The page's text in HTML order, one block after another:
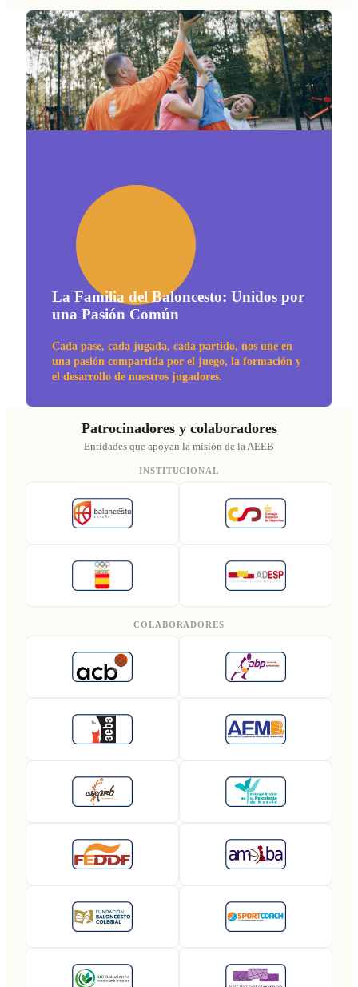
La Familia del Baloncesto: Unidos por
una Pasión Común
Cada pase, cada jugada, cada partido, nos une en
una pasión compartida por el juego, la formación y
el desarrollo de nuestros jugadores.
Patrocinadores y colaboradores
Entidades que apoyan la misión de la AEEB
INSTITUCIONAL
COLABORADORES